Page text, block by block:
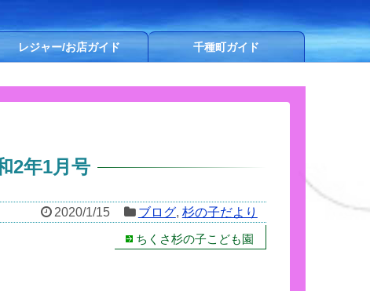
レジャー/お店ガイド 千種町ガイド
2年1月号
2020/1/15 ブログ, 杉の子だより
ちくさ杉の子こども園